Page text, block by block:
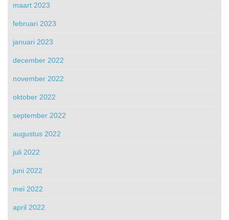
maart 2023
februari 2023
januari 2023
december 2022
november 2022
oktober 2022
september 2022
augustus 2022
juli 2022
juni 2022
mei 2022
april 2022